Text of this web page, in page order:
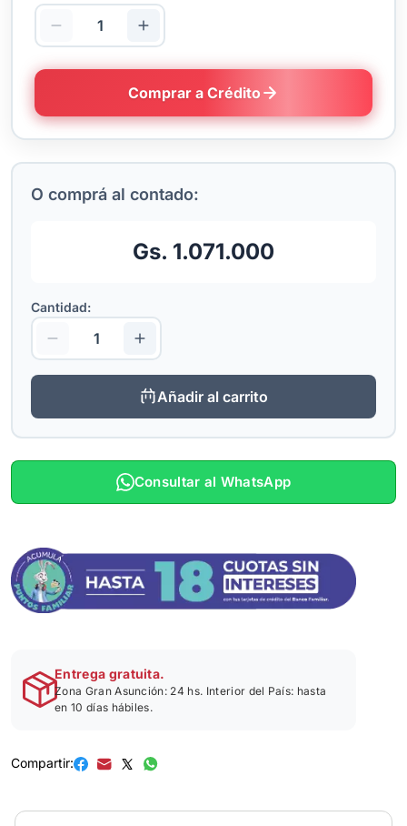
Comprar a Crédito
O comprá al contado:
Gs. 1.071.000
Cantidad:
Añadir al carrito
Consultar al WhatsApp
Entrega gratuita.
Zona Gran Asunción: 24 hs. Interior del País: hasta
en 10 días hábiles.
Compartir: